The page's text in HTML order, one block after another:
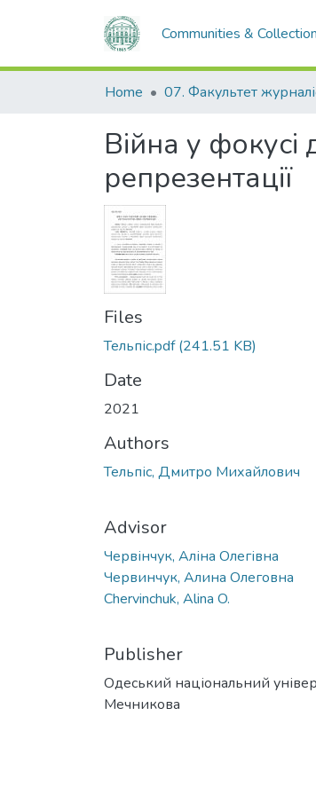
Communities &
Home
Війна у
репрезентації
Files
Тельпіс.pdf(241.51 KB)
Date
2021
Authors
Тельпіс, Дмитро Михайлович
Advisor
Червінчук, Аліна Олегівна
Червинчук, Алина Олеговна
Chervinchuk, Alina O.
Publisher
Одеський національний
Мечникова